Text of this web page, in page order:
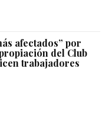
afectados” por
del Club
trabajadores